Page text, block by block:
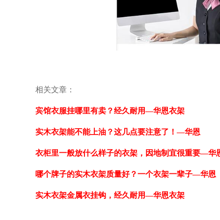
相关文章：
宾馆衣服挂哪里有卖？经久耐用—华恩衣架
实木衣架能不能上油？这几点要注意了！—华恩
衣柜里一般放什么样子的衣架，因地制宜很重要—华
哪个牌子的实木衣架质量好？一个衣架一辈子—华恩
实木衣架金属衣挂钩，经久耐用—华恩衣架